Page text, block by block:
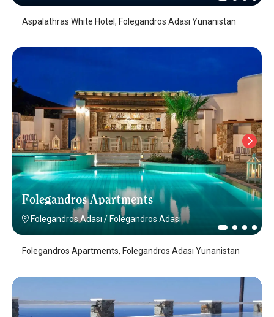
Aspalathras White Hotel, Folegandros Adası Yunanistan
Folegandros Apartments
Folegandros Adası / Folegandros Adası
Folegandros Apartments, Folegandros Adası Yunanistan